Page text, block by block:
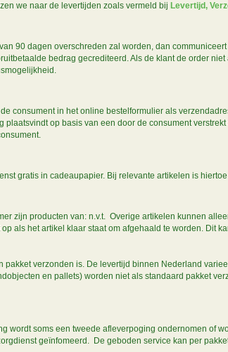
we naar de levertijden zoals vermeld bij Levertijd,
90 dagen overschreden zal worden, dan
bedrag gecrediteerd. Als de klant de order
consument in het online bestelformulier als
op basis van een door de consument
gratis in cadeaupapier. Bij relevante artikelen is
zijn producten van: n.v.t. Overige artikelen kunnen
als het artikel klaar staat om afgehaald te worden. Dit
verzonden is. De levertijd binnen Nederland
en pallets) worden niet als standaard pakket
wordt soms een tweede afleverpoging ondernomen of
geïnfomeerd. De geboden service kan per